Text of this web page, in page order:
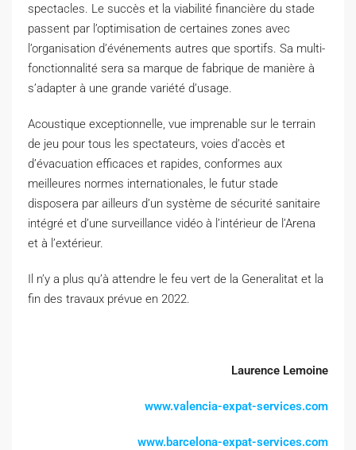
spectacles. Le succès et la viabilité financière du stade
passent par l’optimisation de certaines zones avec
l’organisation d’événements autres que sportifs. Sa multi-
fonctionnalité sera sa marque de fabrique de manière à
s’adapter à une grande variété d’usage.
Acoustique exceptionnelle, vue imprenable sur le terrain
de jeu pour tous les spectateurs, voies d’accès et
d’évacuation efficaces et rapides, conformes aux
meilleures normes internationales, le futur stade
disposera par ailleurs d’un système de sécurité sanitaire
intégré et d’une surveillance vidéo à l’intérieur de l’Arena
et à l’extérieur.
Il n’y a plus qu’à attendre le feu vert de la Generalitat et la
fin des travaux prévue en 2022.
Laurence Lemoine
www.valencia-expat-services.com
www.barcelona-expat-services.com